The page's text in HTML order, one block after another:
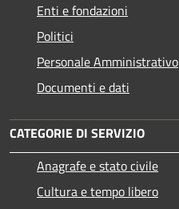
Enti e fondazioni
Politici
Personale Amministrativo
Documenti e dati
CATEGORIE DI SERVIZIO
Anagrafe e stato civile
Cultura e tempo libero